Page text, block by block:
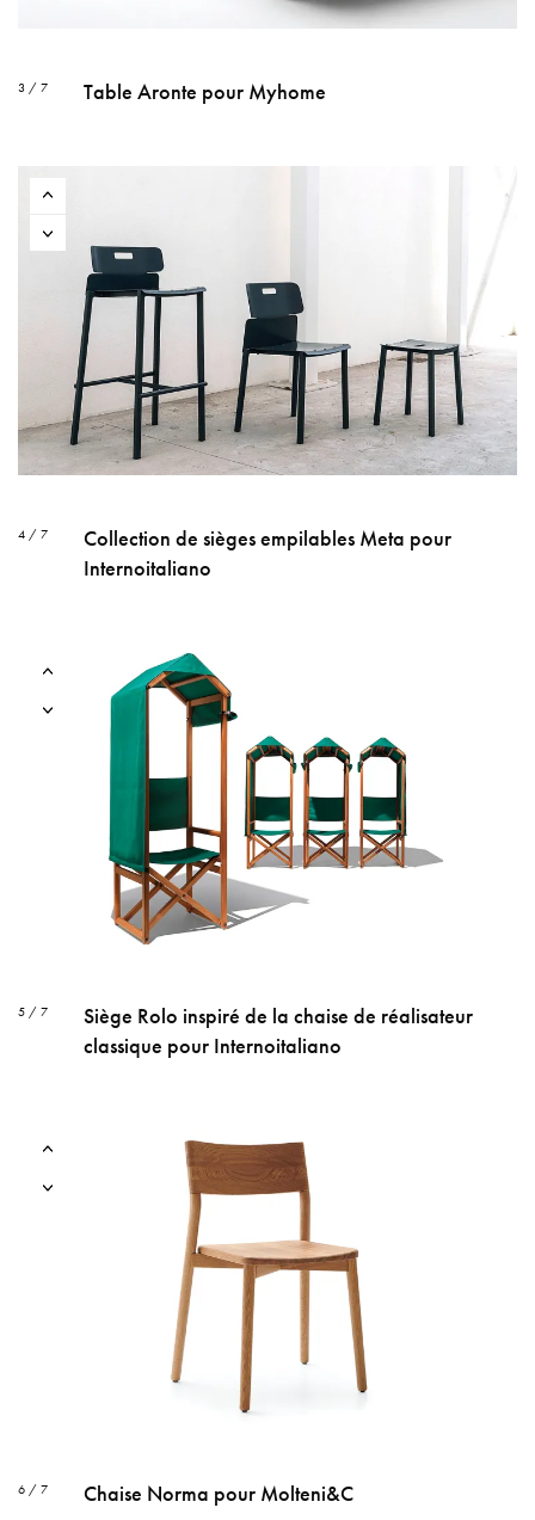
3 / 7 Table Aronte pour Myhome
4 / 7
Collection de sièges empilables Meta pour
Internoitaliano
5 / 7
Siège Rolo inspiré de la chaise de réalisateur
classique pour Internoitaliano
6 / 7 Chaise Norma pour Molteni&C